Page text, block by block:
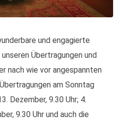
und engagierte
Übertragungen und
nach wie vor angespannten
am Sonntag
Dezember, 9.30 Uhr; 4.
9.30 Uhr und auch die